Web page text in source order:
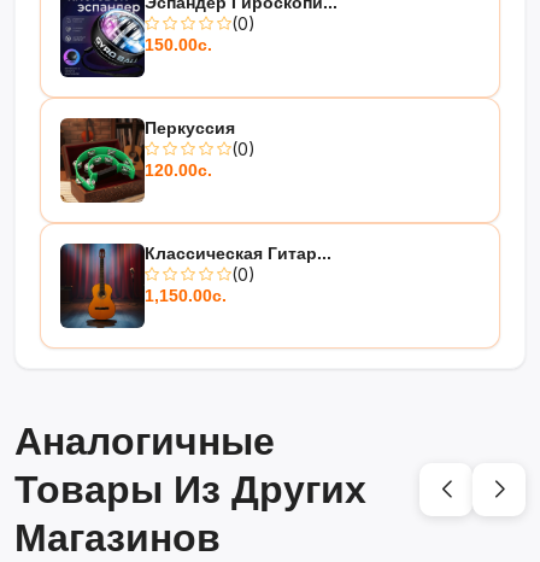
(0)
150.00с.
Перкуссия
(0)
120.00с.
Классическая Гитар...
(0)
1,150.00с.
Аналогичные
Товары Из Других
Магазинов